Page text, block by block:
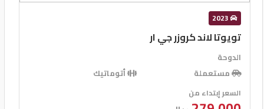
2023
تويوتا لاند كروزر جي ار
الدوحة
مستعملة
أتوماتيك
السعر إبتداء من